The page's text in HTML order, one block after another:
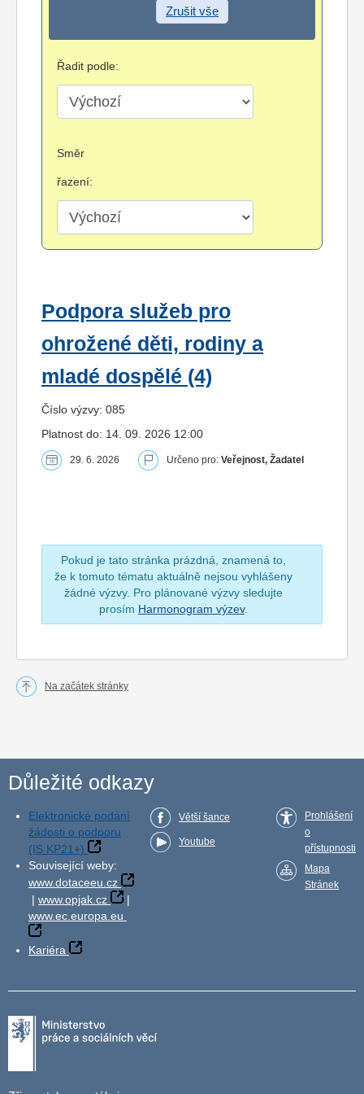
Zrušit vše
Řadit podle:
Směr
řazení:
Podpora služeb pro
ohrožené děti, rodiny a
mladé dospělé (4)
Číslo výzvy: 085
Platnost do: 14. 09. 2026 12:00
29. 6. 2026 Určeno pro: Veřejnost, Žadatel
Pokud je tato stránka prázdná, znamená to,
že k tomuto tématu aktuálně nejsou vyhlášeny
žádné výzvy. Pro plánované výzvy sledujte
prosím Harmonogram výzev.
Na začátek stránky
Důležité odkazy
Elektronické podání
žádosti o podporu
(IS KP21+)
Související weby:
www.dotaceeu.cz
| www.opjak.cz
|
www.ec.europa.eu
Kariéra
Větší šance
Youtube
Prohlášení
o
přístupnosti
Mapa
Stránek